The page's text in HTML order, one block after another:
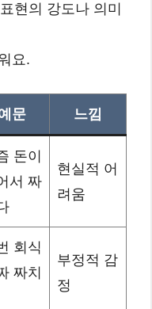
현의 강도나 의미
요.
문 느낌
돈이
서 짜
현실적 어
려움
회식
짜치
부정적 감
정